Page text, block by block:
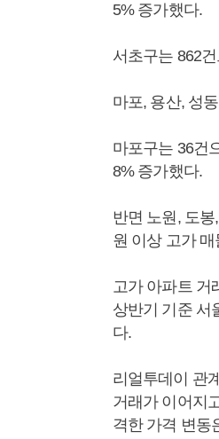
5% 증가했다.
서초구는 862
마포, 용산, 성
마포구는 36건
8% 증가했다.
반면 노원, 도
원 이상 고가
고가 아파트 거
상반기 기준 서
다.
리얼투데이 관
거래가 이어지
격한 가격 변동